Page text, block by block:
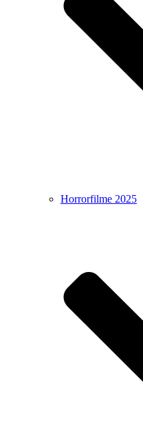
Horrorfilme 2025